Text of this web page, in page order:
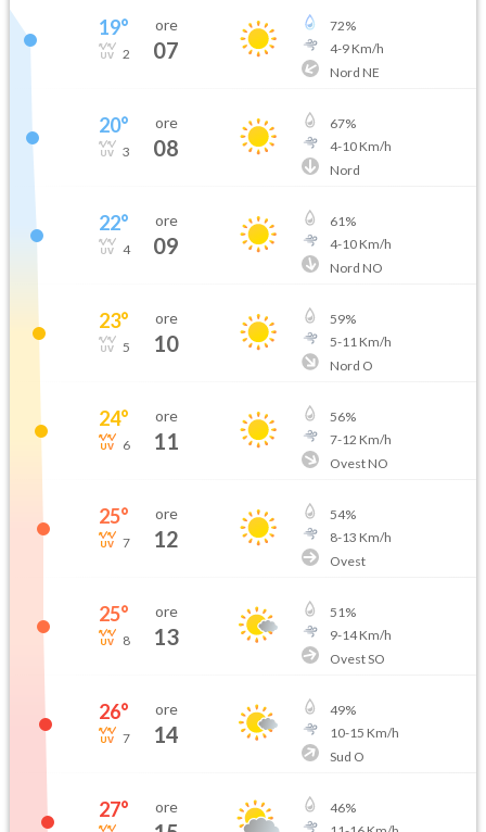
19°
2
ore
07
72%
4-9Km/h
Nord NE
20°
3
ore
08
67%
4-10Km/h
Nord
22°
4
ore
09
61%
4-10Km/h
Nord NO
23°
5
ore
10
59%
5-11Km/h
Nord O
24°
6
ore
11
56%
7-12 Km/h
Ovest NO
25°
7
ore
12
54%
8-13 Km/h
Ovest
25°
8
ore
13
51%
9-14Km/h
Ovest SO
26°
7
ore
14
49%
10-15 Km/h
Sud O
27° ore 46%